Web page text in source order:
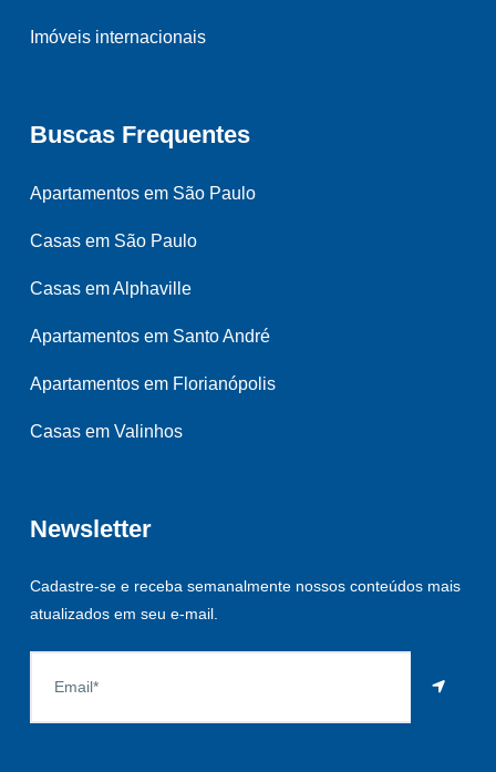
Imóveis internacionais
Buscas Frequentes
Apartamentos em São Paulo
Casas em São Paulo
Casas em Alphaville
Apartamentos em Santo André
Apartamentos em Florianópolis
Casas em Valinhos
Newsletter
Cadastre-se e receba semanalmente nossos conteúdos mais
atualizados em seu e-mail.